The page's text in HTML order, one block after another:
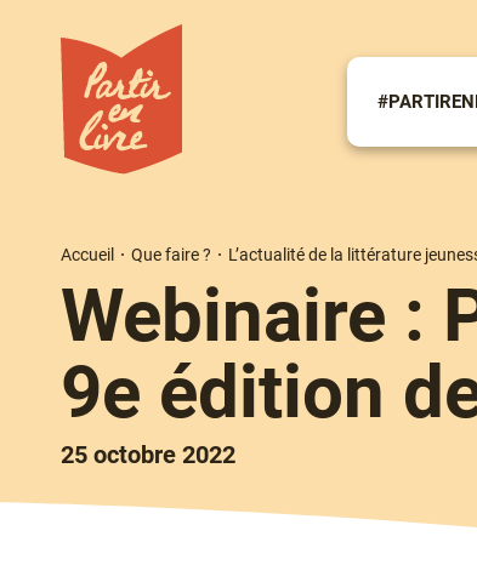
contenu
principal
d'Ariane
Accueil Que faire ? L’actualité de la littérature
Webinaire :
9e édition
25 octobre 2022